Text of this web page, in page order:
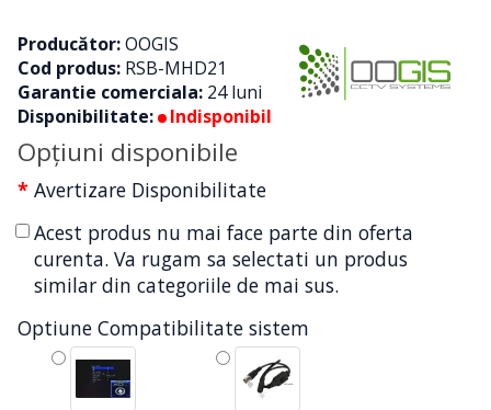
Producător:OOGIS
Cod produs: RSB-MHD21
Garantie comerciala: 24 luni
Disponibilitate:
Indisponibil
Opţiuni disponibile
Avertizare Disponibilitate
Acest produs nu mai face parte din oferta
curenta. Va rugam sa selectati un produs
similar din categoriile de mai sus.
Optiune Compatibilitate sistem